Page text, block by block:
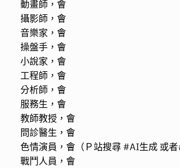
動畫師，會
攝影師，會
音樂家，會
操盤手，會
小說家，會
工程師，會
分析師，會
服務生，會
教師教授，會
問診醫生，會
色情演員，會（Ｐ站搜尋 #AI生成 或
戰鬥人員，會